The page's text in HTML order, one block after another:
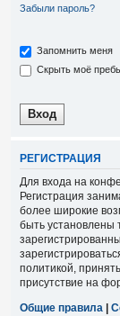
Забыли пароль?
Запомнить меня
Скрыть моё
РЕГИСТРАЦИЯ
Для входа на
Регистрация
более широкие
быть установлены
политикой,
присутствие на
Общие правила